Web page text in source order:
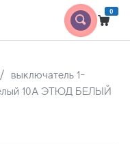
0
выключатель 1-
10А ЭТЮД БЕЛЫЙ